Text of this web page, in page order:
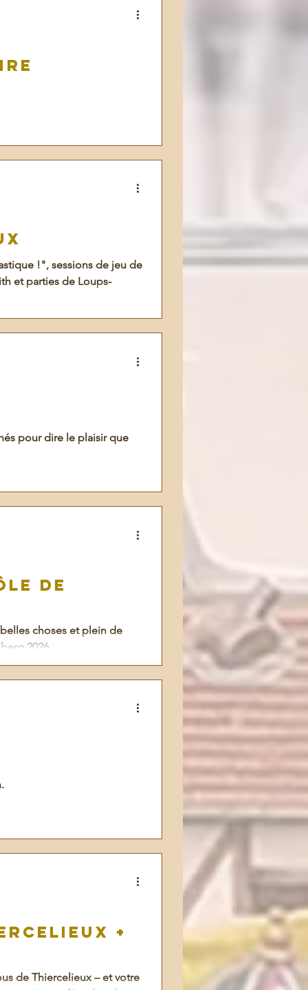
!", sessions de jeu de
et parties de Loups-
pour dire le plaisir que
de
choses et plein de
2026.
+
de Thiercelieux – et votre